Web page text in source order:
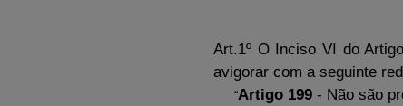
Art.1º O Inciso VI do
avigorar com a seguinte
“Artigo 199 - Não são